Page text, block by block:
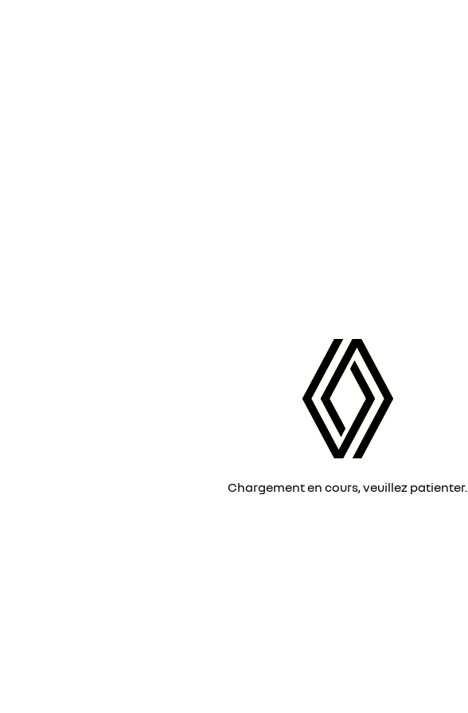
Chargement en cours, veuillez patienter.